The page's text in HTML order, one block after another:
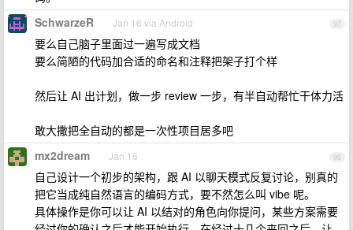
97
SchwarzeR Jan 16 via Android
要么自己脑子里面过一遍写成文档
要么简陋的代码加合适的命名和注释把架子打个样
然后让 AI 出计划，做一步 review 一步，有半自动帮忙干体力活
敢大撒把全自动的都是一次性项目居多吧
98
mx2dream Jan 16
自己设计一个初步的架构，跟 AI 以聊天模式反复讨论，别真的
把它当成纯自然语言的编码方式，要不然怎么叫 vibe 呢。
具体操作是你可以让 AI 以结对的角色向你提问，某些方案需要